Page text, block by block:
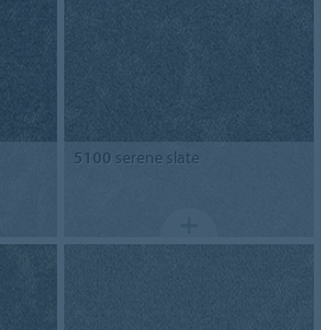
5100 serene slate